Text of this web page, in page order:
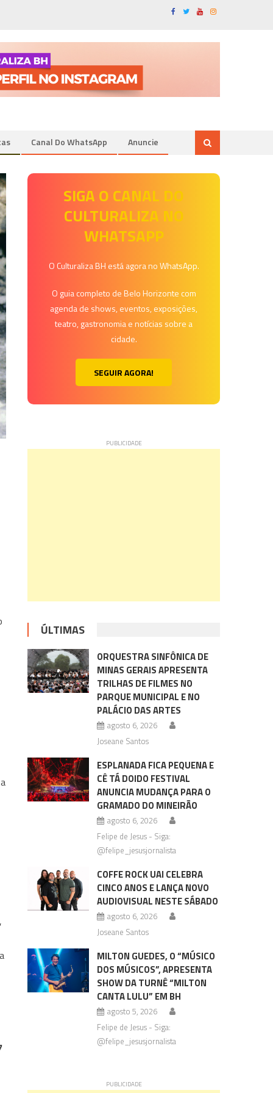
Canal Do WhatsApp Anuncie
SIGA O CANAL DO
CULTURALIZA NO
WHATSAPP
O Culturaliza BH está agora no WhatsApp.
O guia completo de Belo Horizonte com
agenda de shows, eventos, exposições,
teatro, gastronomia e notícias sobre a
cidade.
SEGUIR AGORA!
ÚLTIMAS
ORQUESTRA SINFÔNICA DE
MINAS GERAIS APRESENTA
TRILHAS DE FILMES NO
PARQUE MUNICIPAL E NO
PALÁCIO DAS ARTES
agosto 6, 2026
Joseane Santos
ESPLANADA FICA PEQUENA E
CÊ TÁ DOIDO FESTIVAL
ANUNCIA MUDANÇA PARA O
GRAMADO DO MINEIRÃO
agosto 6, 2026
Felipe de Jesus - Siga:
@felipe_jesusjornalista
COFFE ROCK UAI CELEBRA
CINCO ANOS E LANÇA NOVO
AUDIOVISUAL NESTE SÁBADO
agosto 6, 2026
Joseane Santos
MILTON GUEDES, O “MÚSICO
DOS MÚSICOS”, APRESENTA
SHOW DA TURNÊ “MILTON
CANTA LULU” EM BH
agosto 5, 2026
Felipe de Jesus - Siga:
@felipe_jesusjornalista